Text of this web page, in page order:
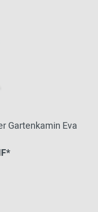
Gartenkamin Eva